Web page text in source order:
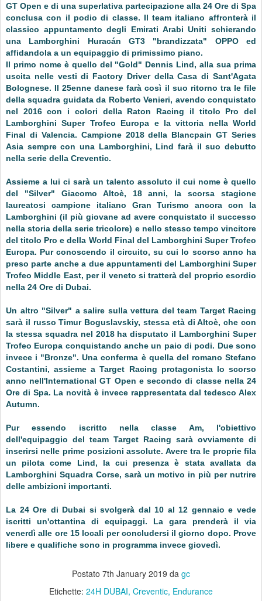
GT Open e di una superlativa partecipazione alla 24 Ore di Spa
conclusa con il podio di classe. Il team italiano affronterà il
classico appuntamento degli Emirati Arabi Uniti schierando
una Lamborghini Huracán GT3 "brandizzata" OPPO ed
affidandola a un equipaggio di primissimo piano.
Il primo nome è quello del "Gold" Dennis Lind, alla sua prima
uscita nelle vesti di Factory Driver della Casa di Sant'Agata
Bolognese. Il 25enne danese farà così il suo ritorno tra le file
della squadra guidata da Roberto Venieri, avendo conquistato
nel 2016 con i colori della Raton Racing il titolo Pro del
Lamborghini Super Trofeo Europa e la vittoria nella World
Final di Valencia. Campione 2018 della Blancpain GT Series
Asia sempre con una Lamborghini, Lind farà il suo debutto
nella serie della Creventic.
Assieme a lui ci sarà un talento assoluto il cui nome è quello
del "Silver" Giacomo Altoè, 18 anni, la scorsa stagione
laureatosi campione italiano Gran Turismo ancora con la
Lamborghini (il più giovane ad avere conquistato il successo
nella storia della serie tricolore) e nello stesso tempo vincitore
del titolo Pro e della World Final del Lamborghini Super Trofeo
Europa. Pur conoscendo il circuito, su cui lo scorso anno ha
preso parte anche a due appuntamenti del Lamborghini Super
Trofeo Middle East, per il veneto si tratterà del proprio esordio
nella 24 Ore di Dubai.
Un altro "Silver" a salire sulla vettura del team Target Racing
sarà il russo Timur Boguslavskiy, stessa età di Altoè, che con
la stessa squadra nel 2018 ha disputato il Lamborghini Super
Trofeo Europa conquistando anche un paio di podi. Due sono
invece i "Bronze". Una conferma è quella del romano Stefano
Costantini, assieme a Target Racing protagonista lo scorso
anno nell'International GT Open e secondo di classe nella 24
Ore di Spa. La novità è invece rappresentata dal tedesco Alex
Autumn.
Pur essendo iscritto nella classe Am, l'obiettivo
dell'equipaggio del team Target Racing sarà ovviamente di
inserirsi nelle prime posizioni assolute. Avere tra le proprie fila
un pilota come Lind, la cui presenza è stata avallata da
Lamborghini Squadra Corse, sarà un motivo in più per nutrire
delle ambizioni importanti.
La 24 Ore di Dubai si svolgerà dal 10 al 12 gennaio e vede
iscritti un'ottantina di equipaggi. La gara prenderà il via
venerdì alle ore 15 locali per concludersi il giorno dopo. Prove
libere e qualifiche sono in programma invece giovedì.
Postato 7th January 2019 da gc
Etichette: 24H DUBAI Creventic Endurance